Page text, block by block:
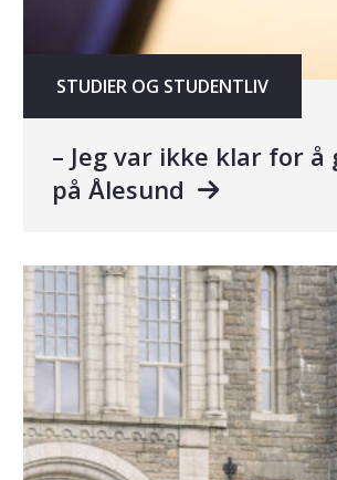
STUDIER OG STUDENTLIV
– Jeg var ikke klar for å
på Ålesund